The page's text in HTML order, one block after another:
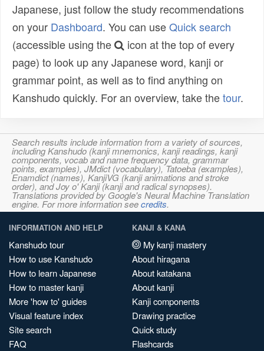
Japanese, just follow the study recommendations
on your Dashboard. You can useQuick search
(accessible using the
icon at the top of every
page) to look up any Japanese word, kanji or
grammar point, as well as to find anything on
Kanshudo quickly. For an overview, take thetour.
Search results include information from a variety of sources,
including Kanshudo (kanji mnemonics, kanji readings, kanji
components, vocab and name frequency data, grammar
points, examples), JMdict (vocabulary), Tatoeba (examples),
Enamdict (names), KanjiVG (kanji animations and stroke
order), and Joy o' Kanji (kanji and radical synopses).
Translations provided by Google's Neural Machine Translation
engine. For more information seecredits.
INFORMATION AND HELP
Kanshudo tour
How to use Kanshudo
How to learn Japanese
How to master kanji
More 'how to' guides
Visual feature index
Site search
FAQ
KANJI & KANA
My kanji mastery
About hiragana
About katakana
About kanji
Kanji components
Drawing practice
Quick study
Flashcards